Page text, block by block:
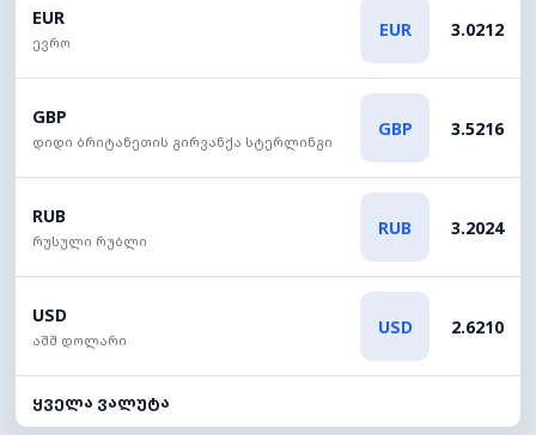
EUR
ევრო
EUR 3.0212
GBP
დიდი ბრიტანეთის გირვანქა სტერლინგი
GBP 3.5216
RUB
რუსული რუბლი
RUB 3.2024
USD
აშშ დოლარი
USD 2.6210
ყველა ვალუტა